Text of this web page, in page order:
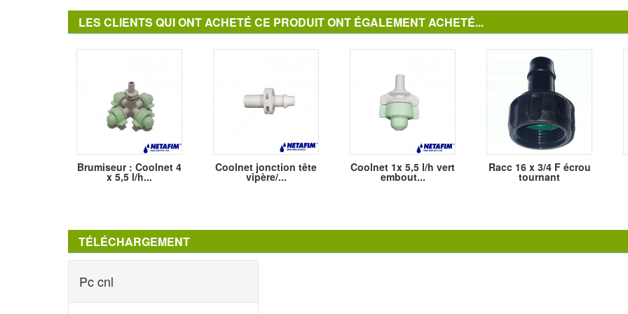
LES CLIENTS QUI ONT ACHETÉ CE PRODUIT ONT ÉGALEMENT ACHETÉ...
Brumiseur : Coolnet 4
x 5,5 l/h...
Coolnet jonction tête
vipère/...
Coolnet 1x 5,5 l/h vert
embout...
Racc 16 x 3/4 F écrou
tournant
TÉLÉCHARGEMENT
Pc cnl